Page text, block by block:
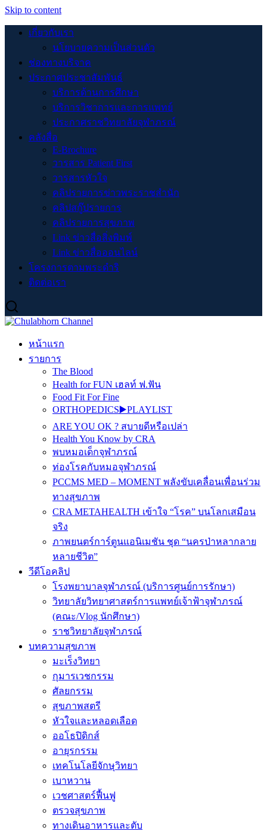
Skip to content
เกี่ยวกับเรา
นโยบายความเป็นส่วนตัว
ช่องทางบริจาค
ประกาศประชาสัมพันธ์
บริการด้านการศึกษา
บริการวิชาการและการแพทย์
ประกาศราชวิทยาลัยจุฬาภรณ์
คลังสื่อ
E-Brochure
วารสาร Patient First
วารสารหัวใจ
คลิปรายการข่าวพระราชสำนัก
คลิปสกู๊ปรายการ
คลิปรายการสุขภาพ
Link ข่าวสื่อสิ่งพิมพ์
Link ข่าวสื่อออนไลน์
โครงการตามพระดำริ
ติดต่อเรา
หน้าแรก
รายการ
The Blood
Health for FUN เฮลท์ ฟ.ฟัน
Food Fit For Fine
ORTHOPEDICS▶️PLAYLIST
ARE YOU OK ? สบายดีหรือเปล่า
Health You Know by CRA
พบหมอเด็กจุฬาภรณ์
ท่องโรคกับหมอจุฬาภรณ์
PCCMS MED – MOMENT พลังขับเคลื่อนเพื่อนร่วม
ทางสุขภาพ
CRA METAHEALTH เข้าใจ “โรค” บนโลกเสมือน
จริง
ภาพยนตร์การ์ตูนแอนิเมชัน ชุด “นครป่าหลากลาย
หลายชีวิต”
วีดีโอคลิป
โรงพยาบาลจุฬาภรณ์ (บริการศูนย์การรักษา)
วิทยาลัยวิทยาศาสตร์การแพทย์เจ้าฟ้าจุฬาภรณ์
(คณะ/Vlog นักศึกษา)
ราชวิทยาลัยจุฬาภรณ์
บทความสุขภาพ
มะเร็งวิทยา
กุมารเวชกรรม
ศัลยกรรม
สุขภาพสตรี
หัวใจและหลอดเลือด
ออโธปิดิกส์
อายุรกรรม
เทคโนโลยีจักษุวิทยา
เบาหวาน
เวชศาสตร์ฟื้นฟู
ตรวจสุขภาพ
ทางเดินอาหารและตับ